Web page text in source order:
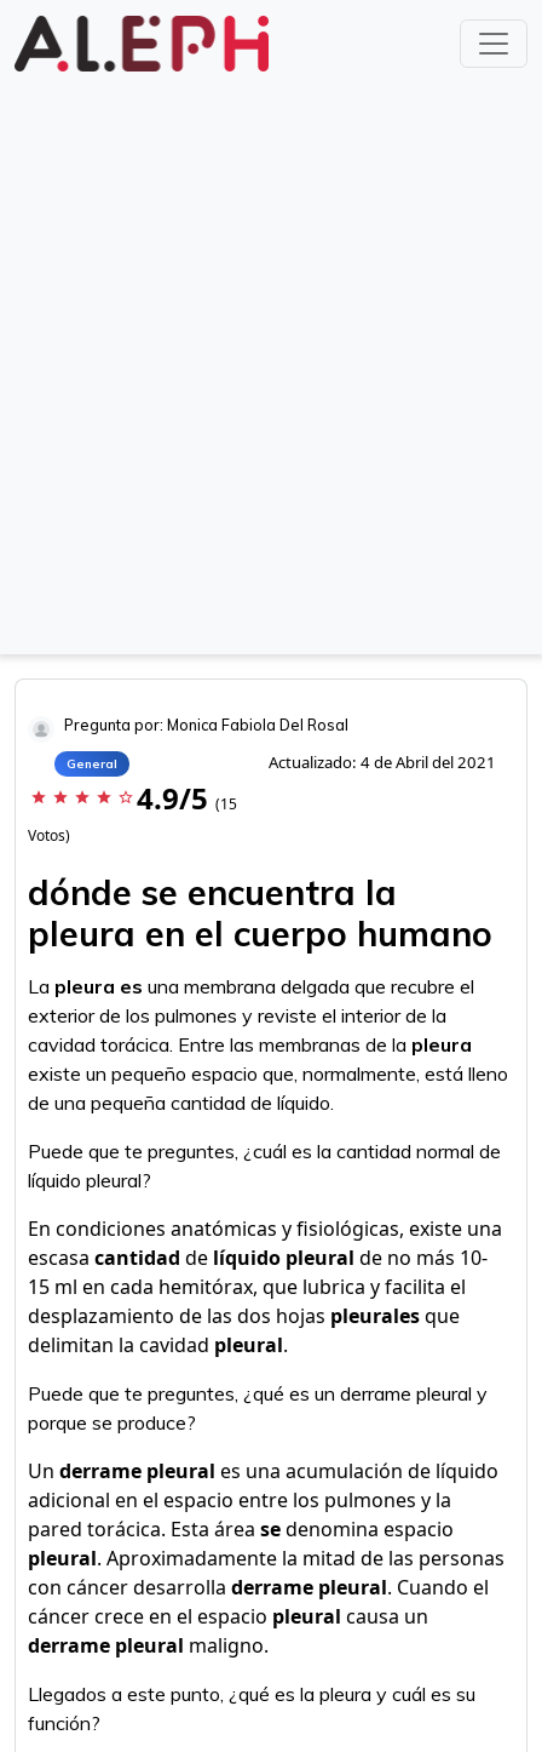
Pregunta por: Monica Fabiola Del Rosal
General Actualizado: 4 de Abril del 2021
star star star star star_border 4.9/5 (15
Votos)
dónde se encuentra la
pleura en el cuerpo humano
La pleura es una membrana delgada que recubre el
exterior de los pulmones y reviste el interior de la
cavidad torácica. Entre las membranas de la pleura
existe un pequeño espacio que, normalmente, está lleno
de una pequeña cantidad de líquido.
Puede que te preguntes, ¿cuál es la cantidad normal de
líquido pleural?
En condiciones anatómicas y fisiológicas, existe una
escasa cantidad de líquido pleural de no más 10-
15 ml en cada hemitórax, que lubrica y facilita el
desplazamiento de las dos hojas pleuralesque
delimitan la cavidad pleural.
Puede que te preguntes, ¿qué es un derrame pleural y
porque se produce?
Un derrame pleural es una acumulación de líquido
adicional en el espacio entre los pulmones y la
pared torácica. Esta área sedenomina espacio
pleural. Aproximadamente la mitad de las personas
con cáncer desarrolla derrame pleural. Cuando el
cáncer crece en el espacio pleural causa un
derrame pleural maligno.
Llegados a este punto, ¿qué es la pleura y cuál es su
función?